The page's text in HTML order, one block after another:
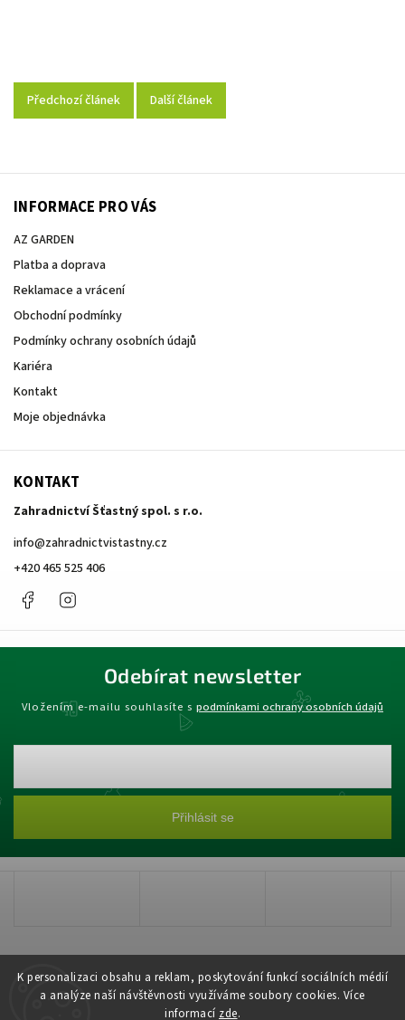
K personalizaci obsahu a reklam, poskytování funkcí sociálních médií
a analýze naší návštěvnosti využíváme soubory cookies. Více
informací zde.
Předchozí článek Další článek
INFORMACE PRO VÁS
AZ GARDEN
Platba a doprava
Reklamace a vrácení
Obchodní podmínky
Podmínky ochrany osobních údajů
Kariéra
Kontakt
Moje objednávka
KONTAKT
Zahradnictví Šťastný spol. s r.o.
info@zahradnictvistastny.cz
+420 465 525 406
Facebook
Odebírat newsletter
Vložením e-mailu souhlasíte s podmínkami ochrany osobních údajů
Přihlásit se